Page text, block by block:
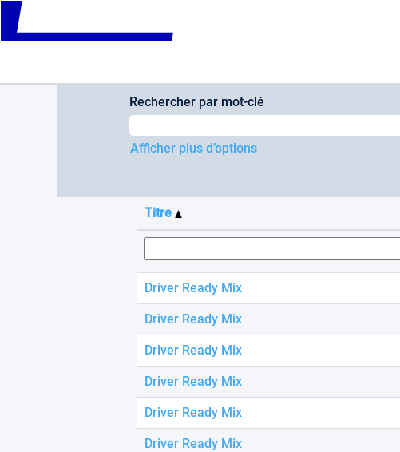
Please
note:
This
an
Rechercher par mot-clé
Afficher plus d’options
Titre
Driver Ready Mix
Driver Ready Mix
Driver Ready Mix
Driver Ready Mix
Driver Ready Mix
Driver Ready Mix